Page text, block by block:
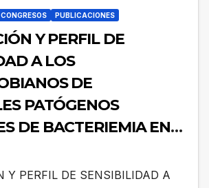
PUBLICACIONES
Y PERFIL DE
A LOS
DE
PATÓGENOS
DE BACTERIEMIA EN
– RED WHONET 2024
Y PERFIL DE SENSIBILIDAD A